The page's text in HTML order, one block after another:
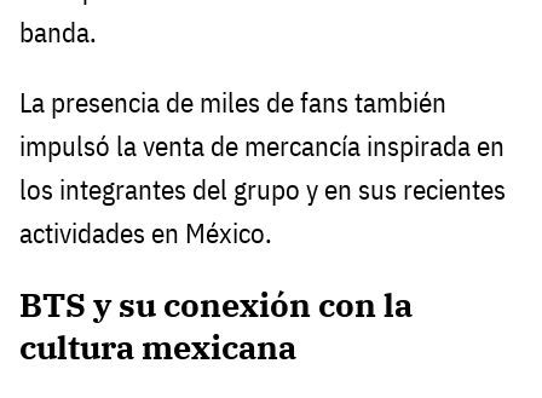
banda.
La presencia de miles de fans también
impulsó la venta de mercancía inspirada en
los integrantes del grupo y en sus recientes
actividades en México.
BTS y su conexión con la
cultura mexicana